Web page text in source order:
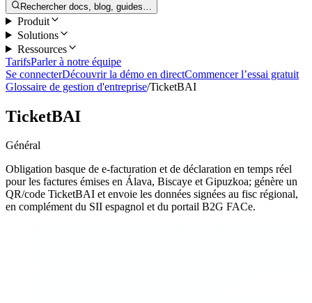
Rechercher docs, blog, guides…
Produit
Solutions
Ressources
TarifsParler à notre équipe
Se connecterDécouvrir la démo en directCommencer l’essai gratuit
Glossaire de gestion d'entreprise/TicketBAI
TicketBAI
Général
Obligation basque de e-facturation et de déclaration en temps réel
pour les factures émises en Álava, Biscaye et Gipuzkoa; génère un
QR/code TicketBAI et envoie les données signées au fisc régional,
en complément du SII espagnol et du portail B2G FACe.